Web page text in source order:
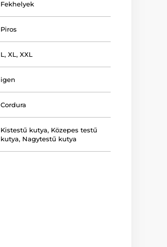
Fekhelyek
Piros
L,XL,XXL
igen
Cordura
Kistestű kutya, Közepes testű
kutya, Nagytestű kutya